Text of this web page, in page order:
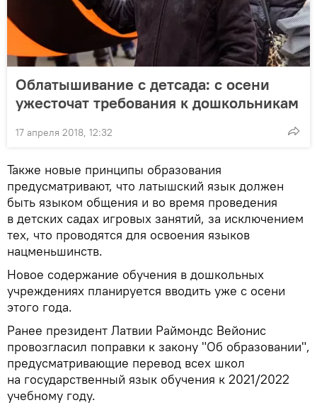
Облатышивание с детсада: с осени
ужесточат требования к дошкольникам
17 апреля 2018, 12:32
Также новые принципы образования
предусматривают, что латышский язык должен
быть языком общения и во время проведения
в детских садах игровых занятий, за исключением
тех, что проводятся для освоения языков
нацменьшинств.
Новое содержание обучения в дошкольных
учреждениях планируется вводить уже с осени
этого года.
Ранее президент Латвии Раймондс Вейонис
провозгласил поправки к закону "Об образовании",
предусматривающие перевод всех школ
на государственный язык обучения к 2021/2022
учебному году.